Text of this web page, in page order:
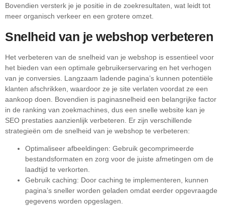
Bovendien versterk je je positie in de zoekresultaten, wat leidt tot
meer organisch verkeer en een grotere omzet.
Snelheid van je webshop verbeteren
Het verbeteren van de snelheid van je webshop is essentieel voor
het bieden van een optimale gebruikerservaring en het verhogen
van je conversies. Langzaam ladende pagina’s kunnen potentiële
klanten afschrikken, waardoor ze je site verlaten voordat ze een
aankoop doen. Bovendien is paginasnelheid een belangrijke factor
in de ranking van zoekmachines, dus een snelle website kan je
SEO prestaties aanzienlijk verbeteren. Er zijn verschillende
strategieën om de snelheid van je webshop te verbeteren:
Optimaliseer afbeeldingen: Gebruik gecomprimeerde
bestandsformaten en zorg voor de juiste afmetingen om de
laadtijd te verkorten.
Gebruik caching: Door caching te implementeren, kunnen
pagina’s sneller worden geladen omdat eerder opgevraagde
gegevens worden opgeslagen.